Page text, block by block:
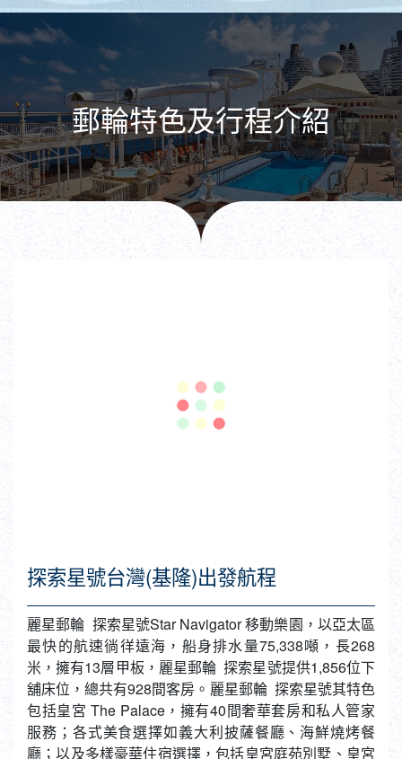
郵輪特色及行程介紹
麗星郵輪 探索星號Star Navigator 移動樂園，以亞太區
最快的航速徜徉遠海，船身排水量75,338噸，長268
米，擁有13層甲板，麗星郵輪 探索星號提供1,856位下
舖床位，總共有928間客房。麗星郵輪 探索星號其特色
包括皇宮 The Palace，擁有40間奢華套房和私人管家
服務；各式美食選擇如義大利披薩餐廳、海鮮燒烤餐
廳；以及多樣豪華住宿選擇，包括皇宮庭苑別墅、皇宮
行政套房、皇宮豪華套房、皇宮套房、露台客房和海景